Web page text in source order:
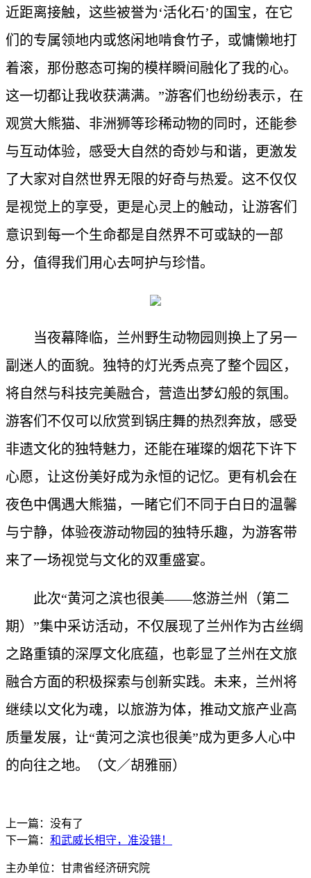
近距离接触，这些被誉为‘活化石’的国宝，在它
们的专属领地内或悠闲地啃食竹子，或慵懒地打
着滚，那份憨态可掬的模样瞬间融化了我的心。
这一切都让我收获满满。”游客们也纷纷表示，在
观赏大熊猫、非洲狮等珍稀动物的同时，还能参
与互动体验，感受大自然的奇妙与和谐，更激发
了大家对自然世界无限的好奇与热爱。这不仅仅
是视觉上的享受，更是心灵上的触动，让游客们
意识到每一个生命都是自然界不可或缺的一部
分，值得我们用心去呵护与珍惜。
当夜幕降临，兰州野生动物园则换上了另一
副迷人的面貌。独特的灯光秀点亮了整个园区，
将自然与科技完美融合，营造出梦幻般的氛围。
游客们不仅可以欣赏到锅庄舞的热烈奔放，感受
非遗文化的独特魅力，还能在璀璨的烟花下许下
心愿，让这份美好成为永恒的记忆。更有机会在
夜色中偶遇大熊猫，一睹它们不同于白日的温馨
与宁静，体验夜游动物园的独特乐趣，为游客带
来了一场视觉与文化的双重盛宴。
此次“黄河之滨也很美——悠游兰州（第二
期）”集中采访活动，不仅展现了兰州作为古丝绸
之路重镇的深厚文化底蕴，也彰显了兰州在文旅
融合方面的积极探索与创新实践。未来，兰州将
继续以文化为魂，以旅游为体，推动文旅产业高
质量发展，让“黄河之滨也很美”成为更多人心中
的向往之地。（文／胡雅丽）
上一篇：没有了
下一篇： 和武威长相守，准没错！
主办单位：甘肃省经济研究院